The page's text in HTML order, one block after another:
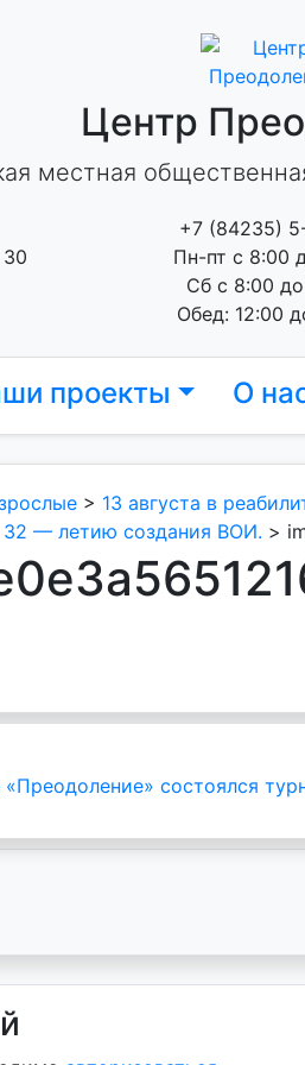
Центр
местная
+7 (84235)
Пн-пт с 8:00
Сб с 8:00
Обед: 12:00
проекты О
> 13 августа в
— летию создания ВОИ. >
«Преодоление» состоялся